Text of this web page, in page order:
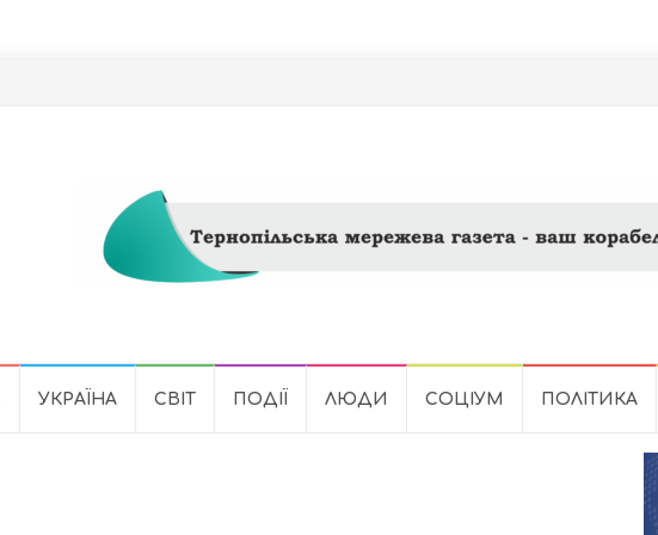
УКРАЇНА СВІТ ПОДІЇ ЛЮДИ СОЦІУМ ПОЛІТИКА